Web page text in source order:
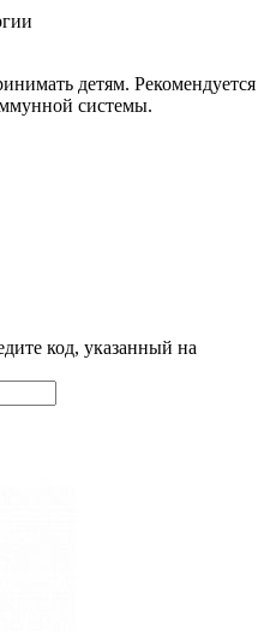
детям. Рекомендуется
системы.
код, указанный на